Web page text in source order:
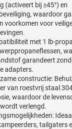
(activeert bij ≥45°) en
waardoor
voorkomen voor
met 1 lb-
garandeert
adapters.
constructie:
van roestvrij staal
waardoor de
verlengd.
tailgaters